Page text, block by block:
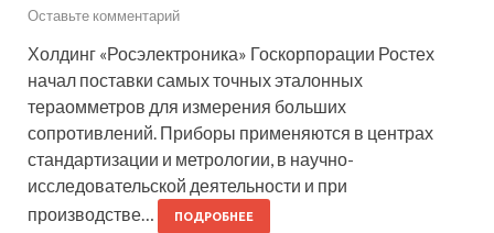
Оставьте комментарий
Холдинг «Росэлектроника» Госкорпорации Ростех
начал поставки самых точных эталонных
тераомметров для измерения больших
сопротивлений. Приборы применяются в центрах
стандартизации и метрологии, в научно-
исследовательской деятельности и при
производстве…
ПОДРОБНЕЕ